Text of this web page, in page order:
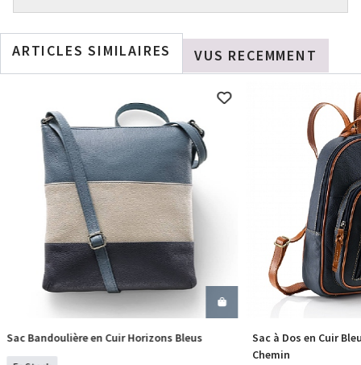
ARTICLES SIMILAIRES VUS RECEMMENT
COMMANDER
Sac Bandoulière en Cuir Horizons Bleus
Sac à Dos en Cuir
Chemin